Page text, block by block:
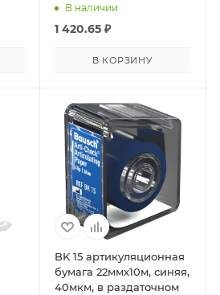
В наличии
1 420.65₽
В КОРЗИНУ
BK 15 артикуляционная
бумага 22ммх10м, синяя,
40мкм, в раздаточном